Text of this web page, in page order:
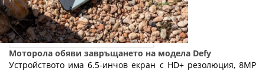
Моторола обяви завръщането на модела Defy
Устройството има 6.5-инчов екран с HD+ резолюция, 8MP